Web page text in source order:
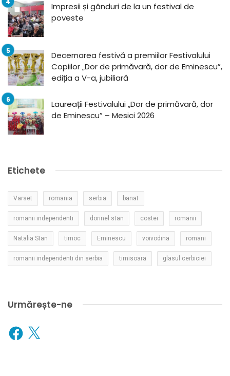
Impresii și gânduri de la un festival de
poveste
Decernarea festivă a premiilor Festivalului
Copiilor „Dor de primăvară, dor de Eminescu”,
ediția a V-a, jubiliară
Laureații Festivalului „Dor de primăvară, dor
de Eminescu” – Mesici 2026
Etichete
Varset romania serbia banat
romanii independenti dorinel stan costei romanii
Natalia Stan timoc Eminescu voivodina romani
romanii independenti din serbia timisoara glasul cerbiciei
Urmărește-ne
Facebook
X